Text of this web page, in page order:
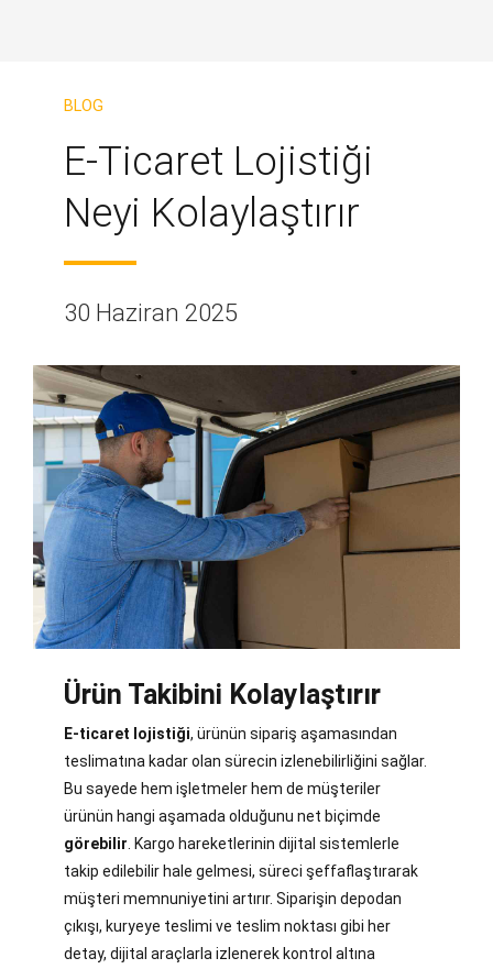
BLOG
E-Ticaret Lojistiği
Neyi Kolaylaştırır
30 Haziran 2025
Ürün Takibini Kolaylaştırır
E-ticaret lojistiği, ürünün sipariş aşamasından
teslimatına kadar olan sürecin izlenebilirliğini sağlar.
Bu sayede hem işletmeler hem de müşteriler
ürünün hangi aşamada olduğunu net biçimde
görebilir. Kargo hareketlerinin dijital sistemlerle
takip edilebilir hale gelmesi, süreci şeffaflaştırarak
müşteri memnuniyetini artırır. Siparişin depodan
çıkışı, kuryeye teslimi ve teslim noktası gibi her
detay, dijital araçlarla izlenerek kontrol altına